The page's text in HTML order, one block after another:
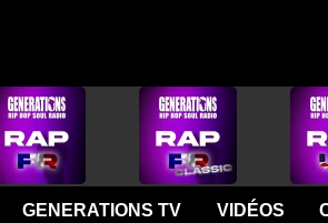
GENERATIONS TV VIDÉOS